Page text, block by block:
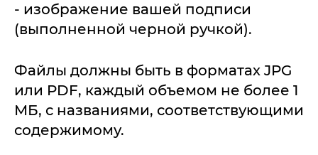
- изображение вашей подписи
(выполненной черной ручкой).
Файлы должны быть в форматах JPG
или PDF, каждый объемом не более 1
МБ, с названиями, соответствующими
содержимому.